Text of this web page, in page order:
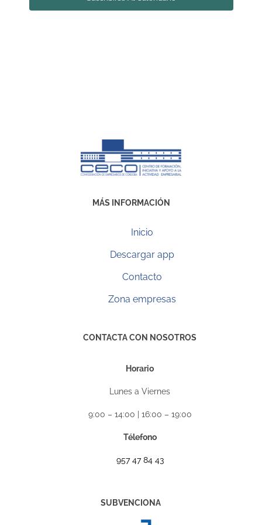
MÁS INFORMACIÓN
Inicio
Descargar app
Contacto
Zona empresas
CONTACTA CON NOSOTROS
Horario
Lunes a Viernes
9:00 – 14:00 | 16:00 – 19:00
Télefono
957 47 84 43
SUBVENCIONA